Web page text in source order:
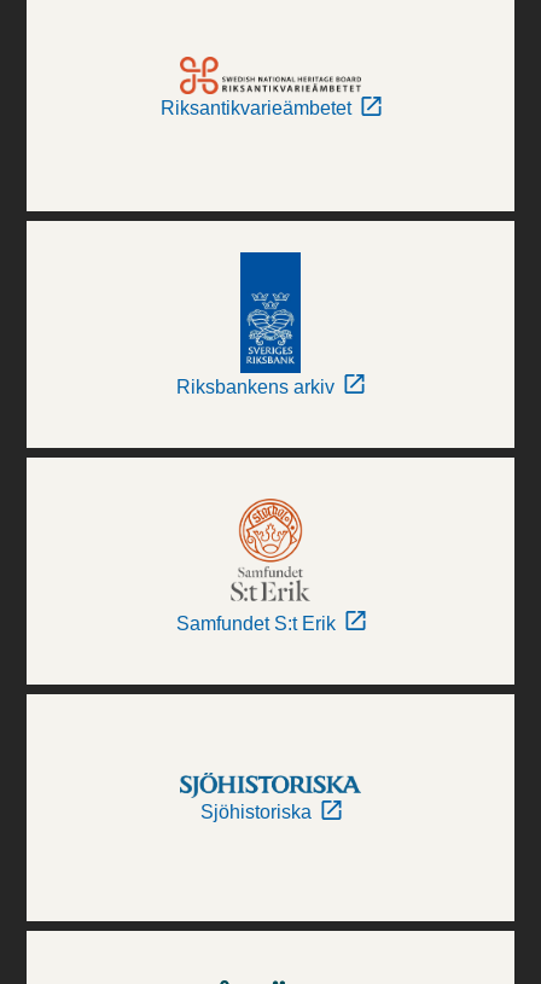
Riksantikvarieämbetet
Riksbankens arkiv
Samfundet S:t Erik
Sjöhistoriska